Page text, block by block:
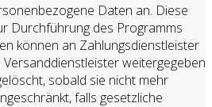
Daten an. Diese
Durchführung des Programms
können an Zahlungsdienstleister
weitergegeben
sobald sie nicht mehr
falls gesetzliche